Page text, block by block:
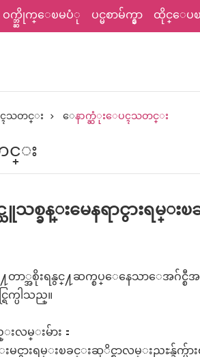
ဝက္ဘ္ဆိုက္ေၿမပံု ပင္မစာမ်က္နွာ ထိုင္ေပၿ
ၚသတင္း ေနာက္ဆံုးေပၚသတင္း
င္း
ခန္းမေနရာငွားရမ္းၿ
တာ္အစိုးရနွင္႔ဆက္စပ္ေနေသာေအဂ်င္စီ
ြက္ပါသည္။
းလမ္းမ်ား：
ငွားရမ္းၿခင္းဆုိင္ရာလမ္းညႊန္ခ်က္မ်